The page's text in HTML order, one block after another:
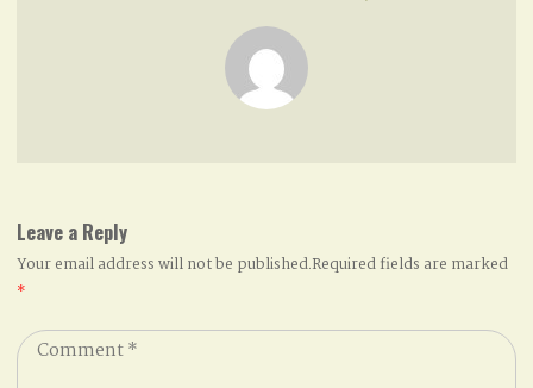
Leave a Reply
Your email address will not be published.Required fields are marked
*
Comment